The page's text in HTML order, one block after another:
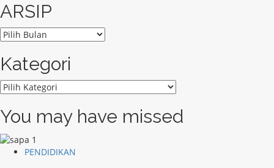
ARSIP
ARSIP
Kategori
Kategori
You may have missed
PENDIDIKAN